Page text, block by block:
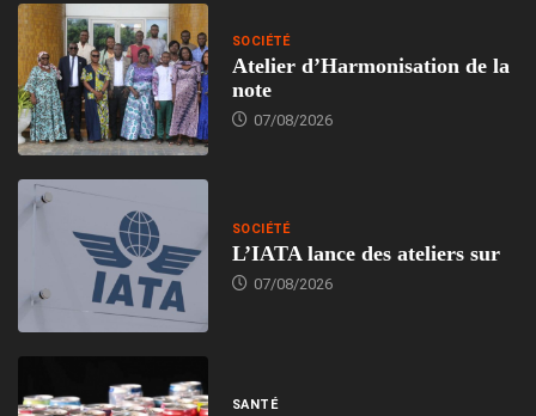
SOCIÉTÉ
Atelier d’Harmonisation de la
note
07/08/2026
SOCIÉTÉ
L’IATA lance des ateliers sur
07/08/2026
SANTÉ